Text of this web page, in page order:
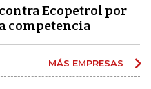
Ecopetrol por
competencia
MÁS EMPRESAS